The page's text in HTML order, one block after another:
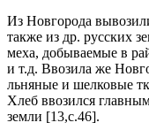
Из Новгорода
также из др. русских
меха, добываемые в
и т.д. Ввозила же
льняные и шелковые
Хлеб ввозился
земли [13,c.46].